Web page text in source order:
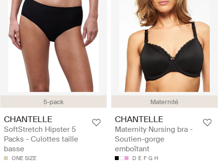
5-pack
CHANTELLE
SoftStretch Hipster 5
Packs - Culottes taille
basse
ONE SIZE
Maternité
CHANTELLE
Maternity Nursing bra -
Soutien-gorge
emboîtant
D E F G H